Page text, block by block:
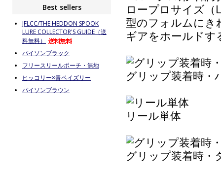
ロープロサイズ（
型のフォルムにき
ギアをホールド
グリップ装着時・
リール単体
グリップ装着時・
Best sellers
JFLCC/THE HEDDON SPOOK
LURE COLLECTOR'S GUIDE（送
料無料）
パイソンブラック
フリースリールポーチ・無地
ヒッコリー×青ペイズリー
パイソンブラウン